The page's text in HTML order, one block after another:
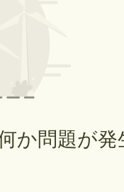
か問題が発